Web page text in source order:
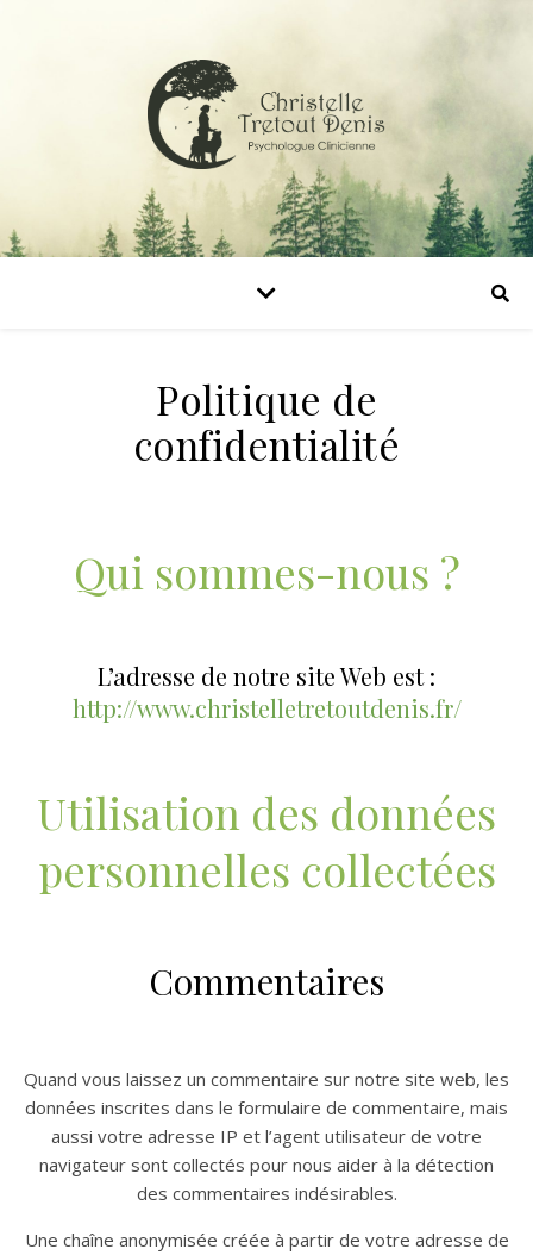
Politique de
confidentialité
Qui sommes-nous ?
L’adresse de notre site Web est :
http://www.christelletretoutdenis.fr/
Utilisation des données
personnelles collectées
Commentaires
Quand vous laissez un commentaire sur notre site web, les
données inscrites dans le formulaire de commentaire, mais
aussi votre adresse IP et l’agent utilisateur de votre
navigateur sont collectés pour nous aider à la détection
des commentaires indésirables.
Une chaîne anonymisée créée à partir de votre adresse de